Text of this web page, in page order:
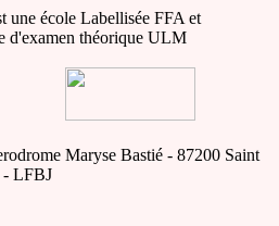
une école Labellisée FFA et
d'examen théorique ULM
Maryse Bastié - 87200 Saint
- LFBJ